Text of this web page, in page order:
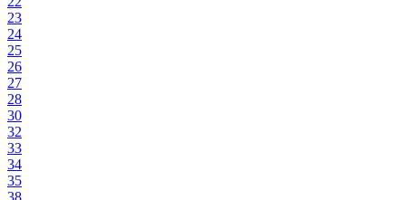
23
24
25
26
27
28
30
32
33
34
35
38